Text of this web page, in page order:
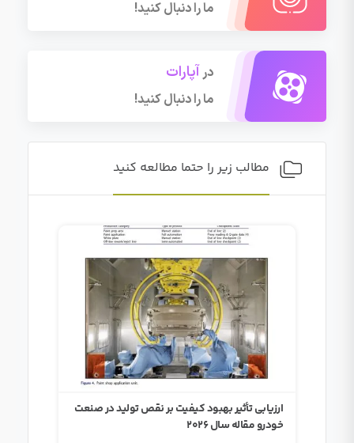
ما را دنبال کنید!
درآپارات
ما را دنبال کنید!
مطالب زیر را حتما مطالعه کنید
ارزیابی تأثیر بهبود کیفیت بر نقص تولید در صنعت
خودرو مقاله سال 2026